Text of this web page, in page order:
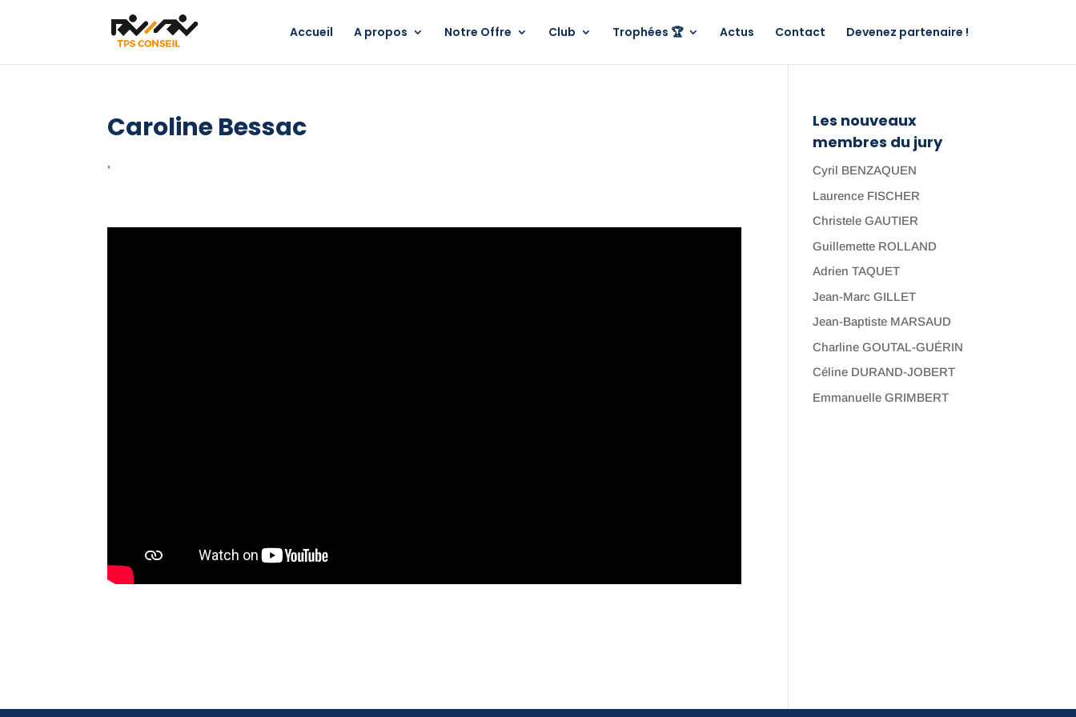
Accueil A propos Notre Offre Club Trophées 🏆 Actus Contact Devenez partenaire !
Caroline Bessac
,
Les nouveaux
membres du jury
Cyril BENZAQUEN
Laurence FISCHER
Christele GAUTIER
Guillemette ROLLAND
Adrien TAQUET
Jean-Marc GILLET
Jean-Baptiste MARSAUD
Charline GOUTAL-GUÉRIN
Céline DURAND-JOBERT
Emmanuelle GRIMBERT